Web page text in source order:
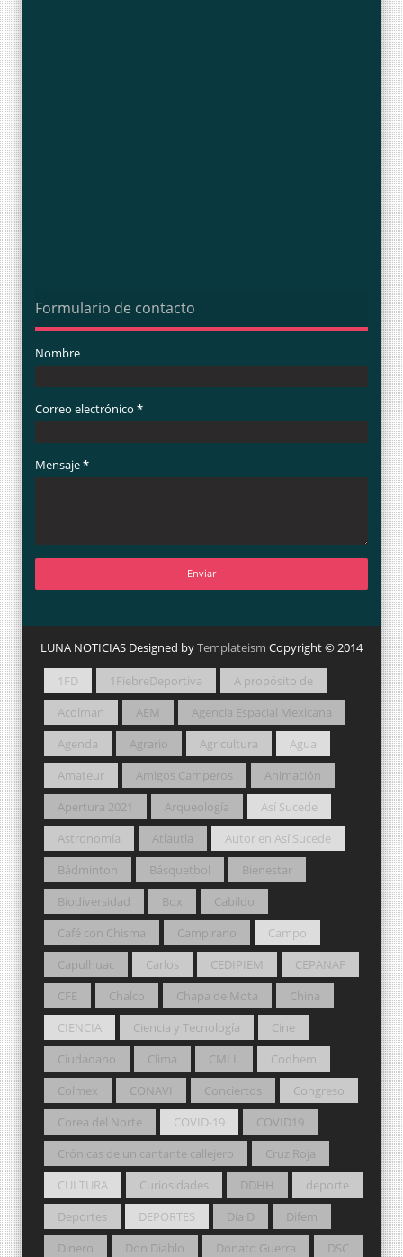
Formulario de contacto
Nombre
Correo electrónico *
Mensaje*
LUNA NOTICIAS Designed byTemplateism Copyright © 2014
1FD 1FiebreDeportiva
A propósito de
Acolman
AEM
Agencia Espacial Mexicana
Agenda
Agrario Agricultura
Agua
Amateur
Amigos Camperos
Animación
Apertura 2021
Arqueología
Así Sucede
Astronomía
Atlautla
Autor en Así Sucede
Bádminton
Básquetbol
Bienestar
Biodiversidad
Box
Cabildo
Café con Chisma
Campirano
Campo
Capulhuac
Carlos CEDIPIEM
CEPANAF
CFE
Chalco Chapa de Mota
China
CIENCIA
Ciencia y Tecnología
Cine
Ciudadano
Clima CMLL
Codhem
Colmex
CONAVI Conciertos
Congreso
Corea del Norte
COVID-19
COVID19
Crónicas de un cantante callejero
Cruz Roja
CULTURA
Curiosidades DDHH
deporte
Deportes
DEPORTES Día D
Difem
Dinero
Don Diablo Donato Guerra
DSC